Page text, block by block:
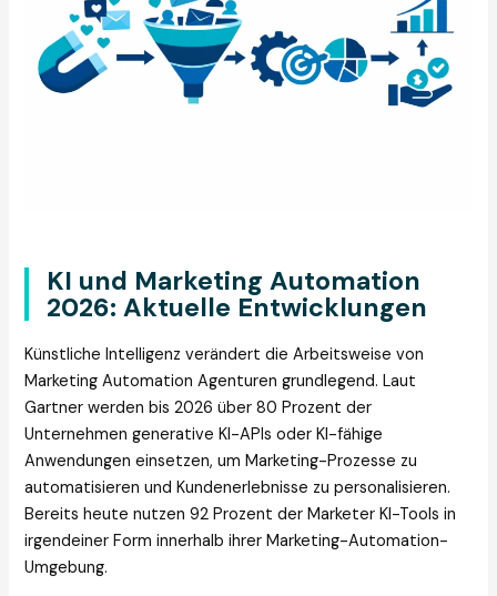
KI und Marketing Automation
2026: Aktuelle Entwicklungen
Künstliche Intelligenz verändert die Arbeitsweise von
Marketing Automation Agenturen grundlegend. Laut
Gartner werden bis 2026 über 80 Prozent der
Unternehmen generative KI-APIs oder KI-fähige
Anwendungen einsetzen, um Marketing-Prozesse zu
automatisieren und Kundenerlebnisse zu personalisieren.
Bereits heute nutzen 92 Prozent der Marketer KI-Tools in
irgendeiner Form innerhalb ihrer Marketing-Automation-
Umgebung.